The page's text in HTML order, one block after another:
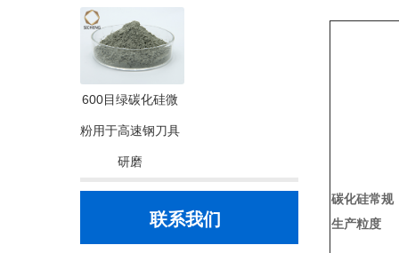
600目绿碳化硅微
粉用于高速钢刀具
研磨
联系我们
碳化硅常规
生产粒度